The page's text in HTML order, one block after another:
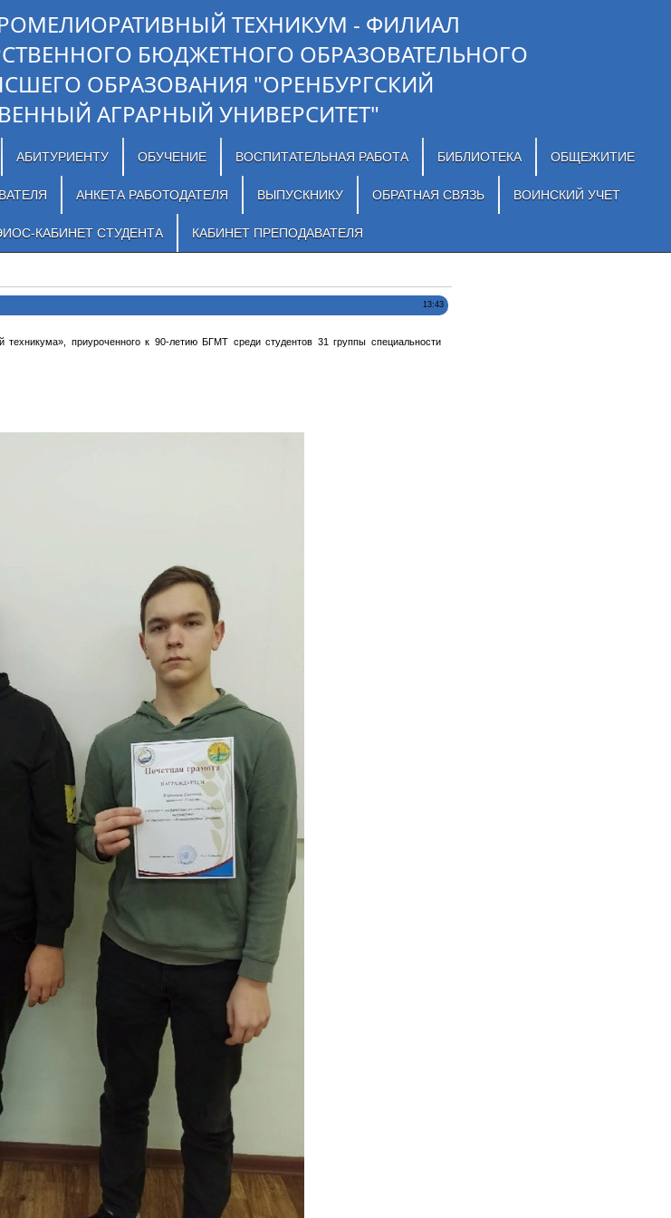
ТЕХНИКУМ - ФИЛИАЛ
БЮДЖЕТНОГО ОБРАЗОВАТЕЛЬНОГО
ОБРАЗОВАНИЯ "ОРЕНБУРГСКИЙ
АГРАРНЫЙ УНИВЕРСИТЕТ"
АБИТУРИЕНТУ ОБУЧЕНИЕ ВОСПИТАТЕЛЬНАЯ РАБОТА БИБЛИОТЕКА ОБЩЕЖИТИЕ
АНКЕТА РАБОТОДАТЕЛЯ ВЫПУСКНИКУ ОБРАТНАЯ СВЯЗЬ ВОИНСКИЙ УЧЕТ
КАБИНЕТ СТУДЕНТА КАБИНЕТ ПРЕПОДАВАТЕЛЯ
13:43
приуроченного к 90-летию БГМТ среди студентов 31 группы специальности